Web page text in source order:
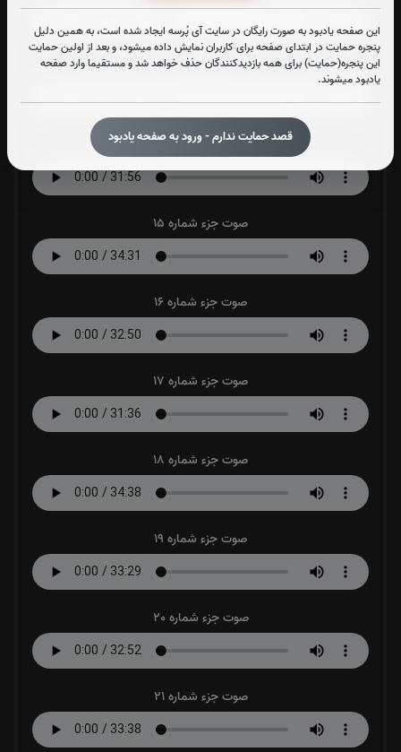
این صفحه یادبود به صورت رایگان در سایت آی پُرسه ایجاد شده است، به همین دلیل
پنجره حمایت در ابتدای صفحه برای کاربران نمایش داده میشود، و بعد از اولین حمایت
این پنجره(حمایت) برای همه بازدیدکنندگان حذف خواهد شد و مستقیما وارد صفحه
یادبود میشوند.
قصد حمایت ندارم - ورود به صفحه یادبود
صوت جزء شماره 13
صوت جزء شماره 14
صوت جزء شماره 15
صوت جزء شماره 16
صوت جزء شماره 17
صوت جزء شماره 18
صوت جزء شماره 19
صوت جزء شماره 20
صوت جزء شماره 21